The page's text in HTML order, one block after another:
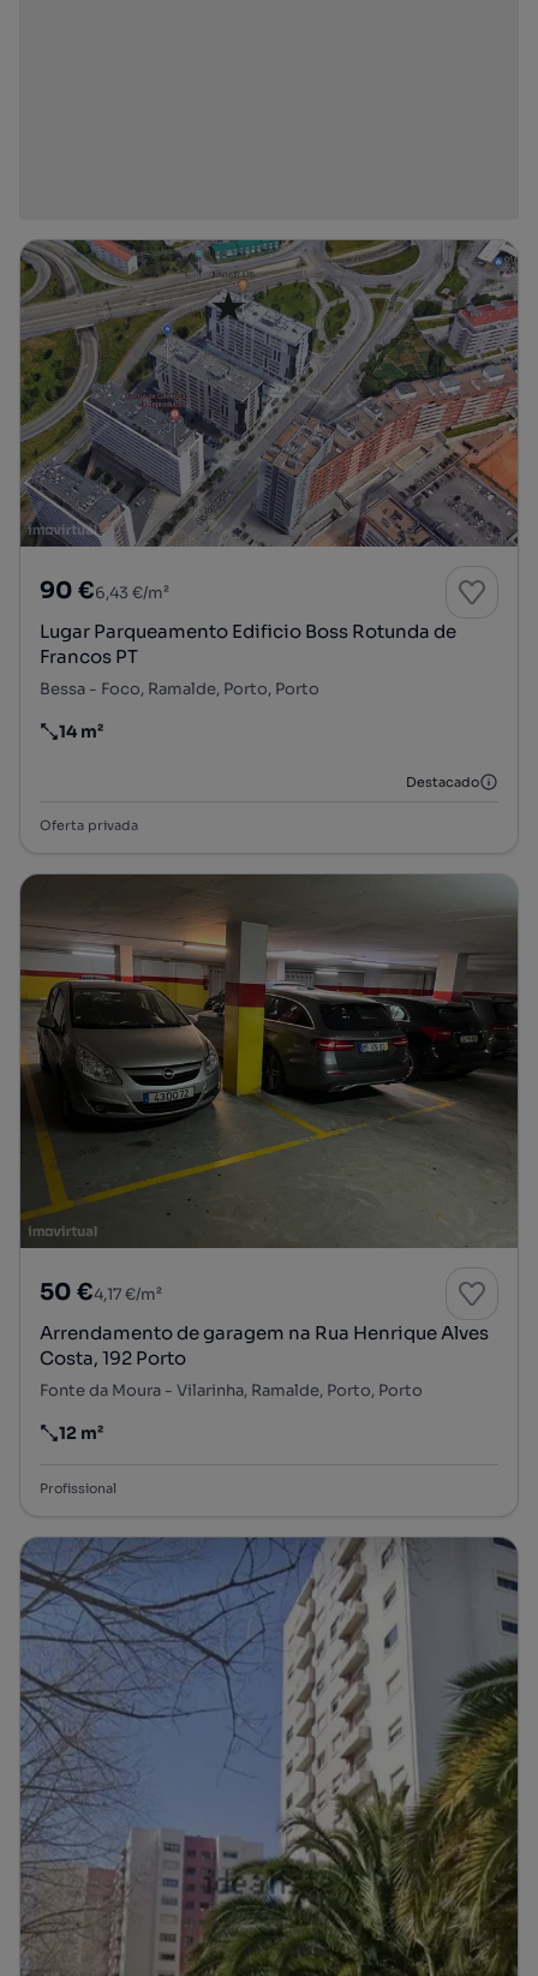
90 €6,43 €/m²
Lugar Parqueamento Edificio Boss Rotunda de
Francos PT
Bessa - Foco, Ramalde, Porto, Porto
Preço por metro quadrado
14 m²
Destacado
Oferta privada
50 €4,17 €/m²
Arrendamento de garagem na Rua Henrique Alves
Costa, 192 Porto
Fonte da Moura - Vilarinha, Ramalde, Porto, Porto
Preço por metro quadrado
12 m²
Profissional